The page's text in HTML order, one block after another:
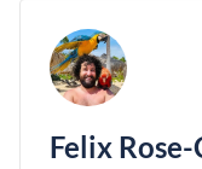
Felix